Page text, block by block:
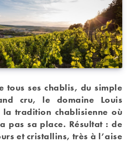
tous ses chablis, du simple
cru, le domaine Louis
la tradition chablisienne où
pas sa place. Résultat : de
et cristallins, très à l’aise